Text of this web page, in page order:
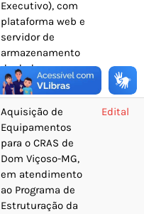
Executivo), com
plataforma web e
servidor de
armazenamento
de dados em
nuvem.
Aquisição de
Equipamentos
para o CRAS de
Dom Viçoso-MG,
em atendimento
ao Programa de
Estruturação da
Edital